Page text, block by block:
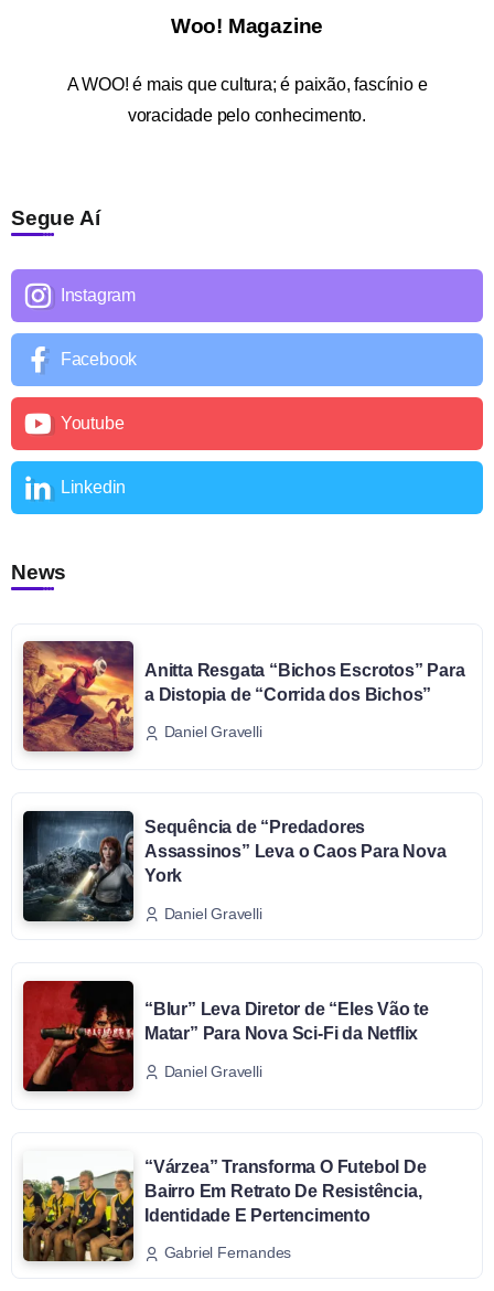
Woo! Magazine
AWOO! é mais que cultura; é paixão, fascínio e
voracidade pelo conhecimento.
Segue Aí
Instagram
Facebook
Youtube
Linkedin
News
Anitta Resgata “Bichos Escrotos” Para
a Distopia de “Corrida dos Bichos”
Daniel Gravelli
Sequência de “Predadores
Assassinos” Leva o Caos Para Nova
York
Daniel Gravelli
“Blur” Leva Diretor de “Eles Vão te
Matar” Para Nova Sci-Fi da Netflix
Daniel Gravelli
“Várzea” Transforma O Futebol De
Bairro Em Retrato De Resistência,
Identidade E Pertencimento
Gabriel Fernandes